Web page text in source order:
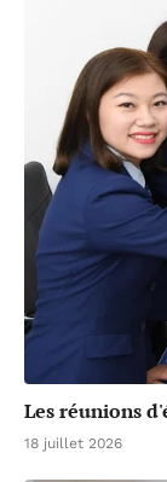
Les réunions
18 juillet 2026